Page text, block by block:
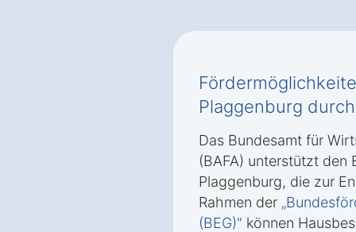
Plaggenburg
Das Bundesamt für
(BAFA) unterstützt den
Plaggenburg, die zur
Rahmen der
(BEG)" können